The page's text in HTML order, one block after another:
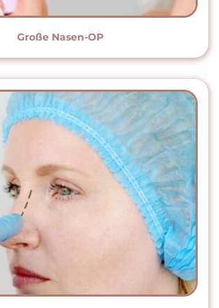
Große Nasen-OP